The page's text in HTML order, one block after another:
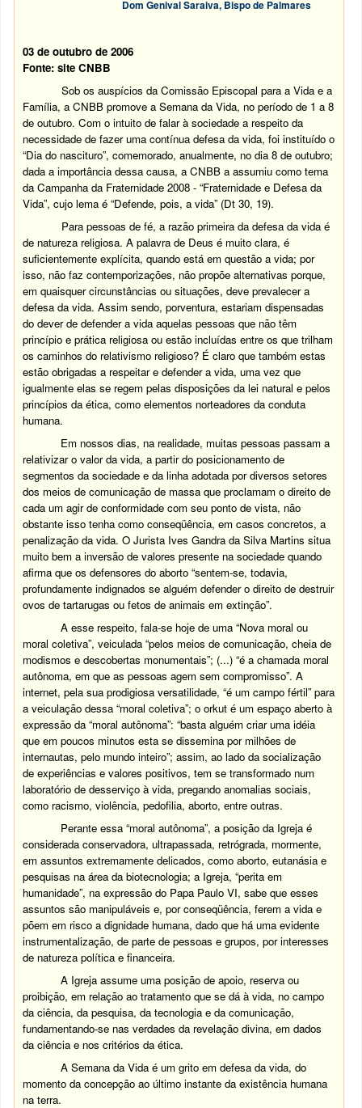
Dom Genival Saraiva, Bispo de Palmares
03 de outubro de 2006
Fonte: site CNBB
Sob os auspícios da Comissão Episcopal para a Vida e a
Família, a CNBB promove a Semana da Vida, no período de 1 a 8
de outubro. Com o intuito de falar à sociedade a respeito da
necessidade de fazer uma contínua defesa da vida, foi instituído o
“Dia do nascituro”, comemorado, anualmente, no dia 8 de outubro;
dada a importância dessa causa, a CNBB a assumiu como tema
da Campanha da Fraternidade 2008 - “Fraternidade e Defesa da
Vida”, cujo lema é “Defende, pois, a vida” (Dt 30, 19).
Para pessoas de fé, a razão primeira da defesa da vida é
de natureza religiosa. A palavra de Deus é muito clara, é
suficientemente explícita, quando está em questão a vida; por
isso, não faz contemporizações, não propõe alternativas porque,
em quaisquer circunstâncias ou situações, deve prevalecer a
defesa da vida. Assim sendo, porventura, estariam dispensadas
do dever de defender a vida aquelas pessoas que não têm
princípio e prática religiosa ou estão incluídas entre os que trilham
os caminhos do relativismo religioso? É claro que também estas
estão obrigadas a respeitar e defender a vida, uma vez que
igualmente elas se regem pelas disposições da lei natural e pelos
princípios da ética, como elementos norteadores da conduta
humana.
Em nossos dias, na realidade, muitas pessoas passam a
relativizar o valor da vida, a partir do posicionamento de
segmentos da sociedade e da linha adotada por diversos setores
dos meios de comunicação de massa que proclamam o direito de
cada um agir de conformidade com seu ponto de vista, não
obstante isso tenha como conseqüência, em casos concretos, a
penalização da vida. O Jurista Ives Gandra da Silva Martins situa
muito bem a inversão de valores presente na sociedade quando
afirma que os defensores do aborto “sentem-se, todavia,
profundamente indignados se alguém defender o direito de destruir
ovos de tartarugas ou fetos de animais em extinção”.
A esse respeito, fala-se hoje de uma “Nova moral ou
moral coletiva”, veiculada “pelos meios de comunicação, cheia de
modismos e descobertas monumentais”; (...) “é a chamada moral
autônoma, em que as pessoas agem sem compromisso”. A
internet, pela sua prodigiosa versatilidade, “é um campo fértil” para
a veiculação dessa “moral coletiva”; o orkut é um espaço aberto à
expressão da “moral autônoma”: “basta alguém criar uma idéia
que em poucos minutos esta se dissemina por milhões de
internautas, pelo mundo inteiro”; assim, ao lado da socialização
de experiências e valores positivos, tem se transformado num
laboratório de desserviço à vida, pregando anomalias sociais,
como racismo, violência, pedofilia, aborto, entre outras.
Perante essa “moral autônoma”, a posição da Igreja é
considerada conservadora, ultrapassada, retrógrada, mormente,
em assuntos extremamente delicados, como aborto, eutanásia e
pesquisas na área da biotecnologia; a Igreja, “perita em
humanidade”, na expressão do Papa Paulo VI, sabe que esses
assuntos são manipuláveis e, por conseqüência, ferem a vida e
põem em risco a dignidade humana, dado que há uma evidente
instrumentalização, de parte de pessoas e grupos, por interesses
de natureza política e financeira.
A Igreja assume uma posição de apoio, reserva ou
proibição, em relação ao tratamento que se dá à vida, no campo
da ciência, da pesquisa, da tecnologia e da comunicação,
fundamentando-se nas verdades da revelação divina, em dados
da ciência e nos critérios da ética.
A Semana da Vida é um grito em defesa da vida, do
momento da concepção ao último instante da existência humana
na terra.